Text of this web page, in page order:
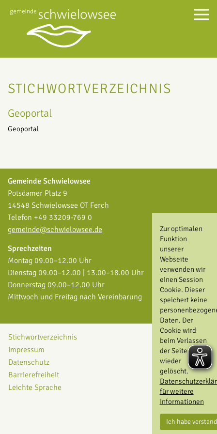
Zur optimalen
Funktion
unserer
Webseite
verwenden wir
einen Session
Cookie. Dieser
speichert keine
Daten. Der
Cookie wird
beim Verlassen
der Seite
wieder
gelöscht.
für weitere
Informationen
Ich habe
STICHWORTVERZEICHNIS
Geoportal
Geoportal
Gemeinde Schwielowsee
Potsdamer Platz 9
14548 Schwielowsee OT Ferch
Telefon +49 33209-769 0
gemeinde@schwielowsee.de
Sprechzeiten
Montag 09.00–12.00 Uhr
Dienstag 09.00–12.00 | 13.00–18.00 Uhr
Donnerstag 09.00–12.00 Uhr
Mittwoch und Freitag nach Vereinbarung
Stichwortverzeichnis
Impressum
Datenschutz
Barrierefreiheit
Leichte Sprache